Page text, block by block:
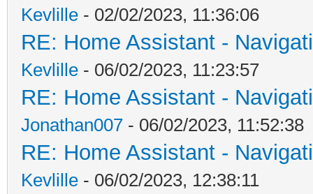
Kevlille - 02/02/2023, 11:36:06
RE: Home Assistant -
Kevlille - 06/02/2023, 11:23:57
RE: Home Assistant -
Jonathan007 - 06/02/2023, 11:52:38
RE: Home Assistant -
Kevlille - 06/02/2023, 12:38:11